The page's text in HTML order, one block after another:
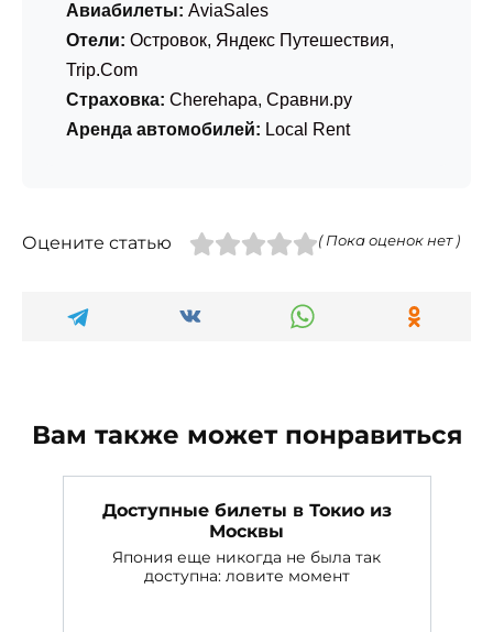
Авиабилеты: AviaSales
Отели: Островок, Яндекс Путешествия,
Trip.Com
Страховка: Cherehapa, Сравни.ру
Аренда автомобилей: Local Rent
Оцените статью ( Пока оценок нет )
Вам также может понравиться
Доступные билеты в Токио из
Москвы
Япония еще никогда не была так
доступна: ловите момент